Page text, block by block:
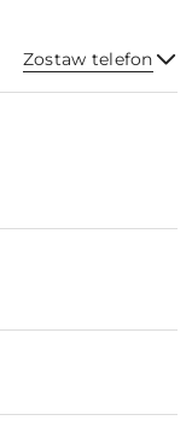
Zostaw telefon